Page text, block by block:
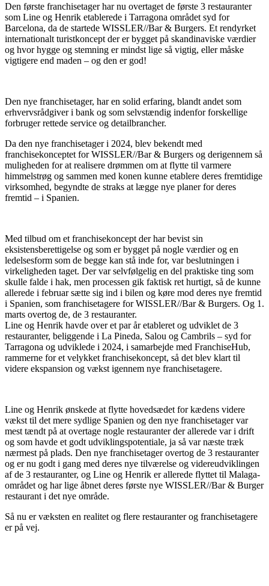
Den første franchisetager har nu overtaget de første 3 restauranter
som Line og Henrik etablerede i Tarragona området syd for
Barcelona, da de startede WISSLER//Bar & Burgers. Et rendyrket
internationalt turistkoncept der er bygget på skandinaviske værdier
og hvor hygge og stemning er mindst lige så vigtig, eller måske
vigtigere end maden – og den er god!
Den nye franchisetager, har en solid erfaring, blandt andet som
erhvervsrådgiver i bank og som selvstændig indenfor forskellige
forbruger rettede service og detailbrancher.
Da den nye franchisetager i 2024, blev bekendt med
franchisekonceptet for WISSLER//Bar & Burgers og derigennem så
muligheden for at realisere drømmen om at flytte til varmere
himmelstrøg og sammen med konen kunne etablere deres fremtidige
virksomhed, begyndte de straks at lægge nye planer for deres
fremtid – i Spanien.
Med tilbud om et franchisekoncept der har bevist sin
eksistensberettigelse og som er bygget på nogle værdier og en
ledelsesform som de begge kan stå inde for, var beslutningen i
virkeligheden taget. Der var selvfølgelig en del praktiske ting som
skulle falde i hak, men processen gik faktisk ret hurtigt, så de kunne
allerede i februar sætte sig ind i bilen og køre mod deres nye fremtid
i Spanien, som franchisetagere for WISSLER//Bar & Burgers. Og 1.
marts overtog de, de 3 restauranter.
Line og Henrik havde over et par år etableret og udviklet de 3
restauranter, beliggende i La Pineda, Salou og Cambrils – syd for
Tarragona og udviklede i 2024, i samarbejde med FranchiseHub,
rammerne for et velykket franchisekoncept, så det blev klart til
videre ekspansion og vækst igennem nye franchisetagere.
Line og Henrik ønskede at flytte hovedsædet for kædens videre
vækst til det mere sydlige Spanien og den nye franchisetager var
mest tændt på at overtage nogle restauranter der allerede var i drift
og som havde et godt udviklingspotentiale, ja så var næste træk
nærmest på plads. Den nye franchisetager overtog de 3 restauranter
og er nu godt i gang med deres nye tilværelse og videreudviklingen
af de 3 restauranter, og Line og Henrik er allerede flyttet til Malaga-
området og har lige åbnet deres første nye WISSLER//Bar & Burger
restaurant i det nye område.
Så nu er væksten en realitet og flere restauranter og franchisetagere
er på vej.